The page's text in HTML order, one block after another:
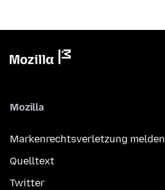
Mozilla
Markenrechtsverletzung melden
Quelltext
Twitter